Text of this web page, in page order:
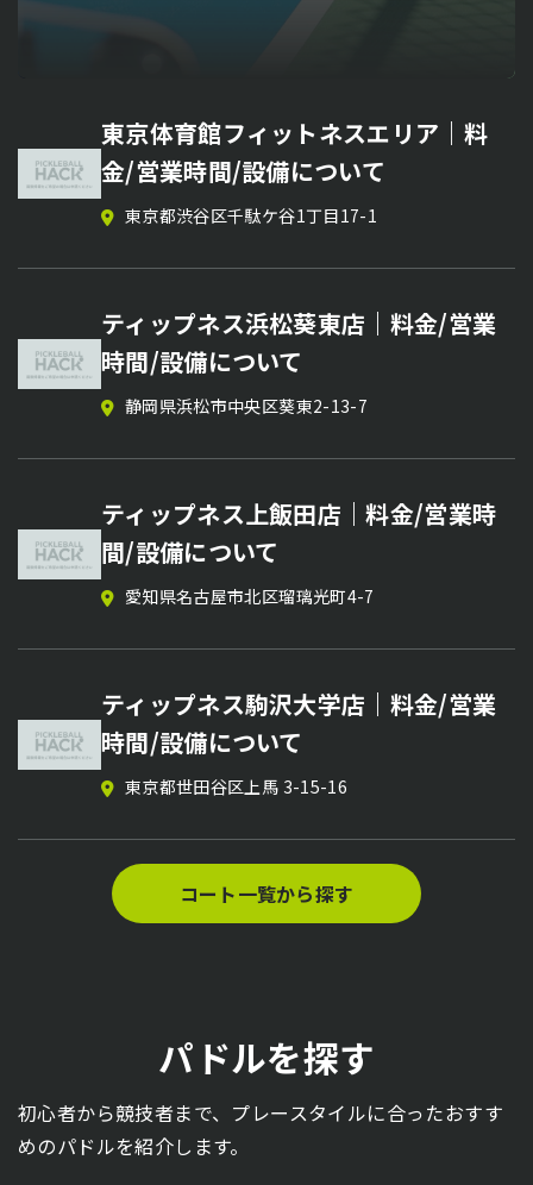
東京体育館フィットネスエリア｜料
金/営業時間/設備について
東京都渋谷区千駄ケ谷1丁目17-1
ティップネス浜松葵東店｜料金/営業
時間/設備について
静岡県浜松市中央区葵東2-13-7
ティップネス上飯田店｜料金/営業時
間/設備について
愛知県名古屋市北区瑠璃光町4-7
ティップネス駒沢大学店｜料金/営業
時間/設備について
東京都世田谷区上馬 3-15-16
コート一覧から探す
ピックルボールコーチ【星 森人】の
個別レッスン
栃木県／関東・東北出張対応
ピックルボールコーチ【西村尚也】の
個別レッスン
東京都
ピックルボールコーチ【宮﨑裕樹】の
個別レッスン
関東近県
MiLP Tokushima Series （DUPR
14 OPEN ）｜日程・会場・参加方法
まとめ【ピックルボール大会情報】
MiLP Tokushima Series （DUPR
12 OPEN ）｜日程・会場・参加方法
MASAHIRO’s CUP Presented by
茨城県東茨城郡 2026/07/26〜2027/02/14
日程・会場・参加方法まとめ【ピック
ルボール大会情報】
吉原哲平コーチ特別イベント／ 戦術
レッスン＆DUPR判定セッション｜日
時・エリア・料金【ピックルボールイ
ピックルボールサークル【福山ピック
ルボールアカデミー】メンバー募集
広島県 エフピコアリーナふくやま、他
ピックルボールサークル【Five Force
Pickle Okinawa】のメンバー募集
沖縄県那覇市 開南小学校体育館、東風平体育館な
ピックルボールサークル【parry
stance】のメンバー募集
ピックルボールサークル【まるぴっく
サークル】のメンバー募集
パドルを探す
初心者から競技者まで、プレースタイルに合ったおすす
めのパドルを紹介します。